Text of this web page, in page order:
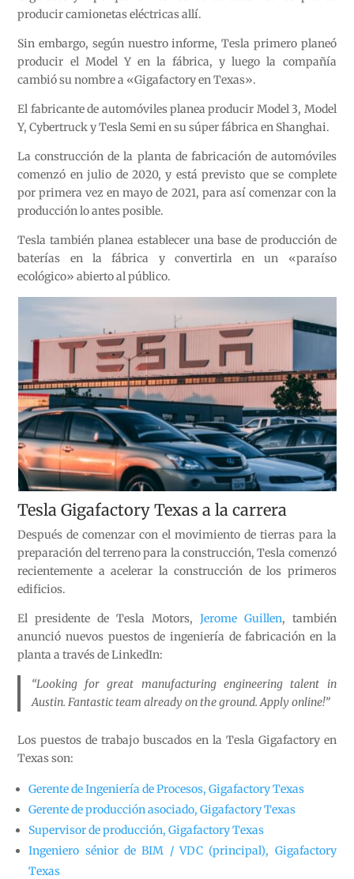
producir camionetas eléctricas allí.
Sin embargo, según nuestro informe, Tesla primero planeó
producir el Model Y en la fábrica, y luego la compañía
cambió su nombre a «Gigafactory en Texas».
El fabricante de automóviles planea producir Model 3, Model
Y, Cybertruck y Tesla Semi en su súper fábrica en Shanghai.
La construcción de la planta de fabricación de automóviles
comenzó en julio de 2020, y está previsto que se complete
por primera vez en mayo de 2021, para así comenzar con la
producción lo antes posible.
Tesla también planea establecer una base de producción de
baterías en la fábrica y convertirla en un «paraíso
ecológico» abierto al público.
Tesla Gigafactory Texas a la carrera
Después de comenzar con el movimiento de tierras para la
preparación del terreno para la construcción, Tesla comenzó
recientemente a acelerar la construcción de los primeros
edificios.
El presidente de Tesla Motors, Jerome Guillen, también
anunció nuevos puestos de ingeniería de fabricación en la
planta a través de LinkedIn:
“Looking for great manufacturing engineering talent in
Austin. Fantastic team already on the ground. Apply online!”
Los puestos de trabajo buscados en la Tesla Gigafactory en
Texas son:
Gerente de Ingeniería de Procesos, Gigafactory Texas
Gerente de producción asociado, Gigafactory Texas
Supervisor de producción, Gigafactory Texas
Ingeniero sénior de BIM / VDC (principal), Gigafactory
Texas